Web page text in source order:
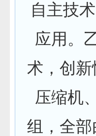
自主技
应用。
术，创
压缩机
组，全